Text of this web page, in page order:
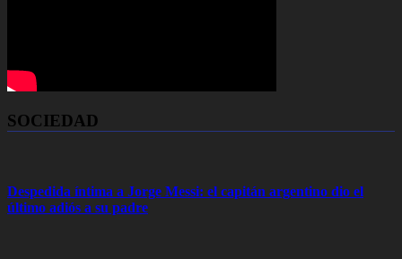
SOCIEDAD
Despedida íntima a Jorge Messi: el capitán argentino dio el
último adiós a su padre